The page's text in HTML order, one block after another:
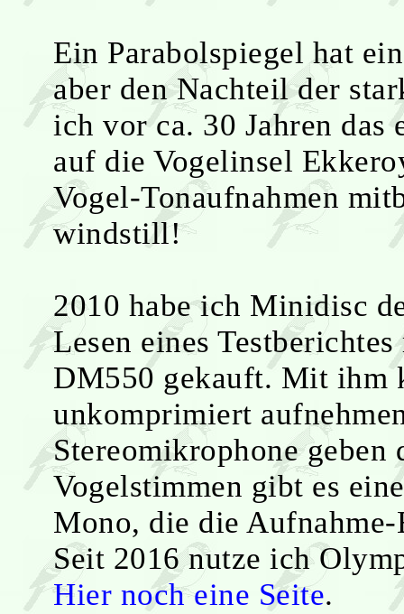
Ein Parabolspiegel hat
aber den Nachteil der
ich vor ca. 30 Jahren das
auf die Vogelinsel
Vogel-Tonaufnahmen
windstill!
2010 habe ich Minidisc
Lesen eines
DM550 gekauft. Mit ihm
unkomprimiert
Stereomikrophone
Vogelstimmen gibt es
Mono, die die
Seit 2016 nutze ich
Hier noch eine Seite.